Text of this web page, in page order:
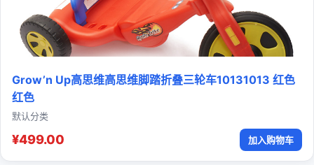
Grow’n Up高思维高思维脚踏折叠三轮车10131013 红色
红色
默认分类
¥499.00 加入购物车